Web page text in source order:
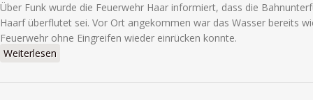
Über Funk wurde die Feuerwehr Haar informiert, dass die
Haarf überflutet sei. Vor Ort angekommen war das Wasser bereits
Feuerwehr ohne Eingreifen wieder einrücken konnte.
Weiterlesen